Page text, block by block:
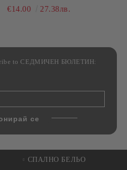
РАЗМЕРИ
€14.00 27.38лв.
to СЕДМИЧЕН БЮЛЕТИН:
СПАЛНО БЕЛЬО